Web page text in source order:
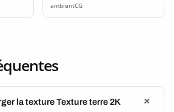
ambientCG
la texture Texture terre 2K